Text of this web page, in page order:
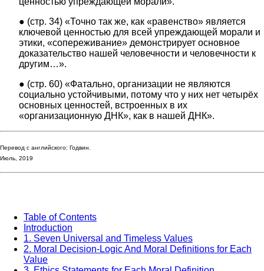
● (стр. 34) «Точно так же, как «равенство» является
ключевой ценностью для всей упреждающей морали и
этики, «сопереживание» демонстрирует основное
доказательство нашей человечности и человечности к
другим…».
● (стр. 60) «Фатально, организации не являются
социально устойчивыми, потому что у них нет четырёх
основных ценностей, встроенных в их
«организационную ДНК», как в нашей ДНК».
Перевод с английского: Годвин.
Июль, 2019
Table of Contents
Introduction
1. Seven Universal and Timeless Values
2. Moral Decision-Logic And Moral Definitions for Each
Value